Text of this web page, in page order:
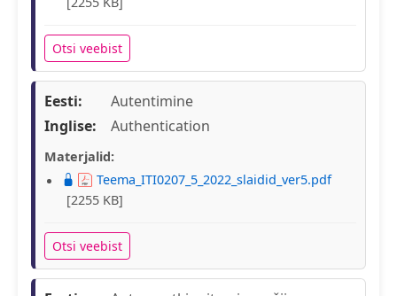
Otsi veebist
Eesti:
Autentimine
Inglise:
Authentication
Materjalid:
Teema_ITI0207_5_2022_slaidid_ver5.pdf
[2255 KB]
Otsi veebist